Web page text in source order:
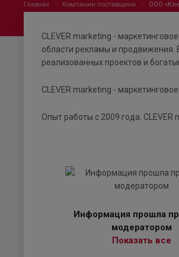
Главная Компании поставщики ООО
CLEVER marketing -
области рекламы и продвижения.
реализованных проектов и
CLEVER marketing -
Опыт работы с 2009 года.
Информация прошла
модератором
Показать все